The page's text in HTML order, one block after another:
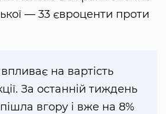
— 33 євроценти проти
на вартість
За останній тиждень
вгору і вже на 8%